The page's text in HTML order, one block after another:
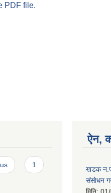
PDF file.
1
ऐन,
खडक
संसाेधन